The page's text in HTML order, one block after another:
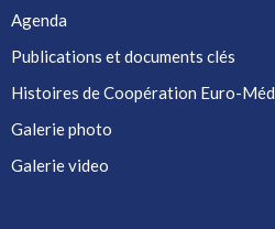
Agenda
Publications et documents clés
Histoires de Coopération Euro-Méd
Galerie photo
Galerie video